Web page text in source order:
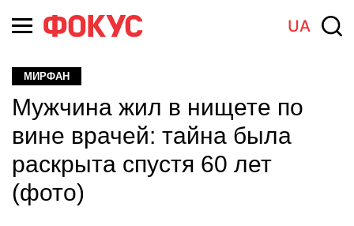
UA
МИРФАН
Мужчина жил в нищете по
вине врачей: тайна была
раскрыта спустя 60 лет
(фото)